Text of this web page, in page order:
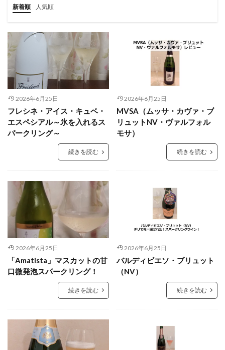
新着順 人気順
2026年6月25日
フレシネ・アイス・キュベ・
エスペシアル～氷を入れるス
パークリング～
続きを読む
2026年6月25日
MVSA（ムッサ・カヴァ・ブ
リュットNV・ヴァルフォル
モサ）
続きを読む
2026年6月25日
「Amatista」マスカットの甘
口微発泡スパークリング！
続きを読む
2026年6月25日
バルディビエソ・ブリュット
（NV）
続きを読む